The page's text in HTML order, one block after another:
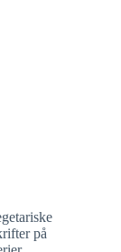
på